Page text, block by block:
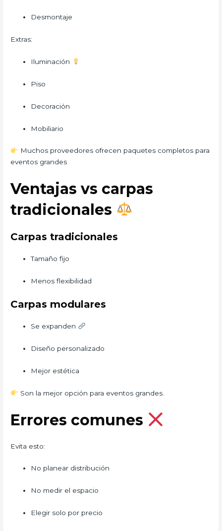
Desmontaje
Extras:
Iluminación
Piso
Decoración
Mobiliario
Muchos proveedores ofrecen paquetes completos para
eventos grandes
Ventajas vs carpas
tradicionales
Carpas tradicionales
Tamaño fijo
Menos flexibilidad
Carpas modulares
Se expanden
Diseño personalizado
Mejor estética
Son la mejor opción para eventos grandes.
Errores comunes
Evita esto:
No planear distribución
No medir el espacio
Elegir solo por precio